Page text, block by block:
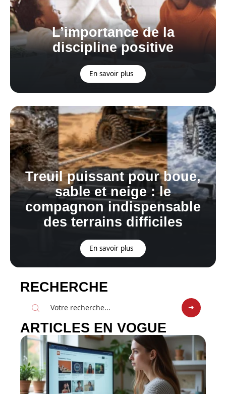
L’importance de la
discipline positive
En savoir plus
Treuil puissant pour boue,
sable et neige : le
compagnon indispensable
des terrains difficiles
En savoir plus
RECHERCHE
ARTICLES EN VOGUE